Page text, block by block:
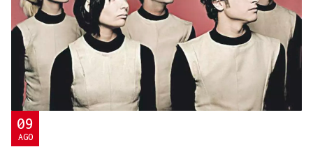
09
AGO